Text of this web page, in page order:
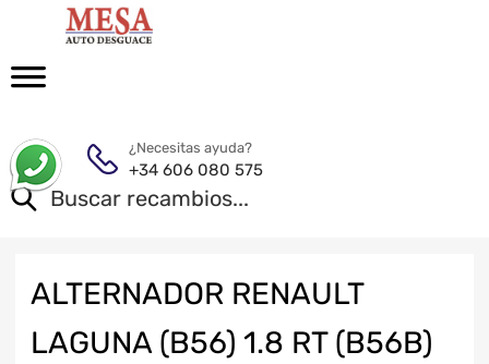
¿Necesitas ayuda?
+34 606 080 575
ALTERNADOR RENAULT
LAGUNA (B56) 1.8 RT (B56B)